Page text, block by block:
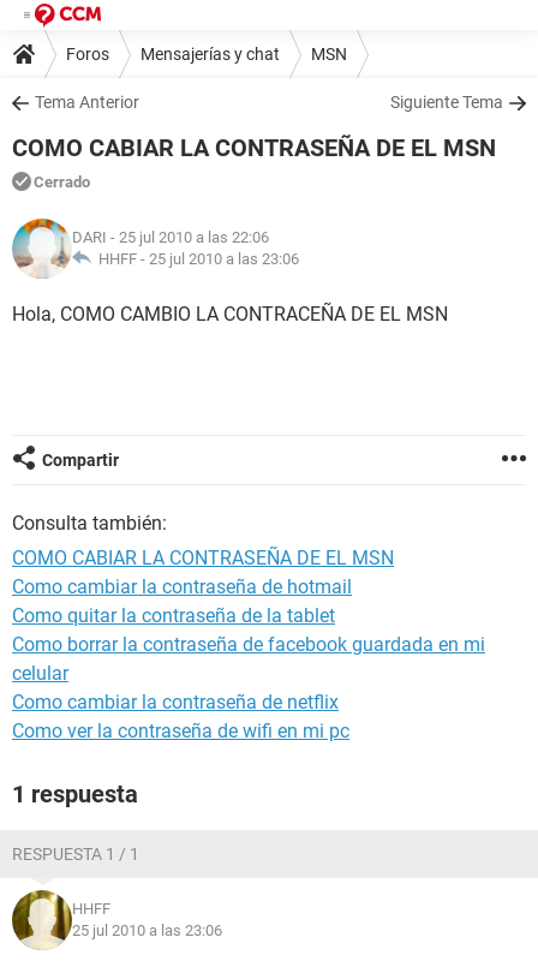
Foros Mensajerías y chat MSN
Tema Anterior Siguiente Tema
COMO CABIAR LA CONTRASEÑA DE EL MSN
Cerrado
DARI - 25 jul 2010 a las 22:06
HHFF - 25 jul 2010 a las 23:06
Hola, COMO CAMBIO LA CONTRACEÑA DE EL MSN
Compartir
Consulta también:
COMO CABIAR LA CONTRASEÑA DE EL MSN
Como cambiar la contraseña de hotmail
Como quitar la contraseña de la tablet
Como borrar la contraseña de facebook guardada en mi
celular
Como cambiar la contraseña de netflix
Como ver la contraseña de wifi en mi pc
1 respuesta
RESPUESTA 1 / 1
HHFF
25 jul 2010 a las 23:06